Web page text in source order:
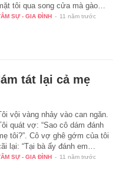
tôi qua song cửa mà gào…
SỰ - GIA ĐÌNH - 11 năm trước
tát lại cả mẹ
vội vàng nhảy vào can ngăn.
quát vợ: “Sao cô dám đánh
tôi?”. Cô vợ ghê gớm của tôi
lại: “Tại bà ấy đánh em…
SỰ - GIA ĐÌNH - 11 năm trước